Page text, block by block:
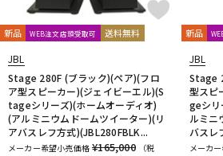
新品 WEB注文店頭受取可 送料無料
JBL
Stage 280F (ブラック)(ペア)(フロ
ア型スピーカー)(ジェイビーエル)(S
tageシリーズ)(ホームオーディオ)
(アルミニウムドームツイーター)(リ
アバスレフ方式)(JBL280FBLK...
メーカー希望小売価格 ¥165,000
（税
新品
JBL
Stage
型スピ
geシリ
ルミニ
バスレ
メーカ